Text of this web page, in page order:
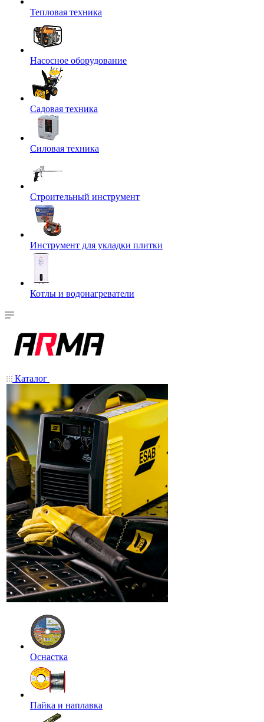
Тепловая техника
Насосное оборудование
Садовая техника
Силовая техника
Строительный инструмент
Инструмент для укладки плитки
Котлы и водонагреватели
Каталог
Оснастка
Пайка и наплавка